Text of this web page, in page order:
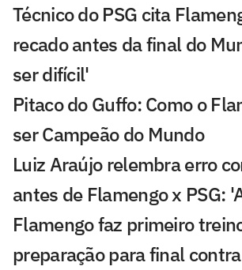
Técnico do PSG cita
recado antes da final do
ser difícil'
Pitaco do Guffo: Como o
ser Campeão do Mundo
Luiz Araújo relembra erro
antes de Flamengo x PSG:
Flamengo faz primeiro
preparação para final contra